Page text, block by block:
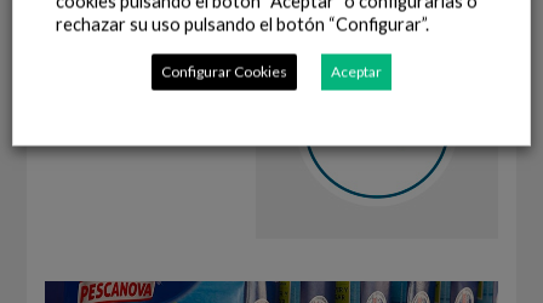
rechazar su uso pulsando el botón “Configurar”.
Configurar Cookies Aceptar